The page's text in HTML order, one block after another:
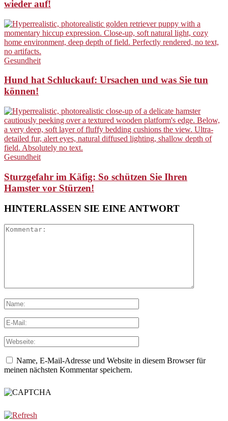
wieder auf!
Gesundheit
Hund hat Schluckauf: Ursachen und was Sie tun
können!
Gesundheit
Sturzgefahr im Käfig: So schützen Sie Ihren
Hamster vor Stürzen!
HINTERLASSEN SIE EINE ANTWORT
Name, E-Mail-Adresse und Website in diesem Browser für
meinen nächsten Kommentar speichern.